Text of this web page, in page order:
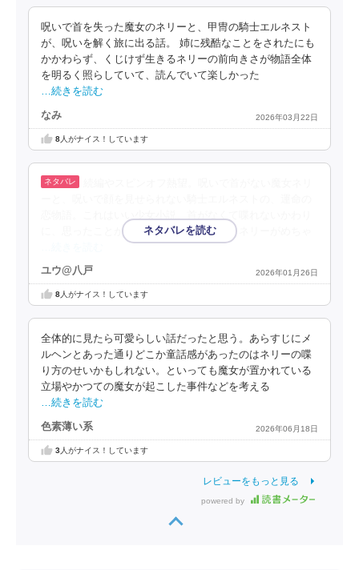
呪いで首を失った魔女のネリーと、甲冑の騎士エルネスト
が、呪いを解く旅に出る話。 姉に残酷なことをされたにも
かかわらず、くじけず生きるネリーの前向きさが物語全体
を明るく照らしていて、読んでいて楽しかった
…続きを読む
なみ 2026年03月22日
8人がナイス！しています
に、思ったことが文字として出てきちゃうネリーがめちゃ
ユウ@八戸 2026年01月26日
8人がナイス！しています
全体的に見たら可愛らしい話だったと思う。あらすじにメ
ルヘンとあった通りどこか童話感があったのはネリーの喋
り方のせいかもしれない。といっても魔女が置かれている
立場やかつての魔女が起こした事件などを考える
…続きを読む
色素薄い系 2026年06月18日
3人がナイス！しています
レビューをもっと見る
powered by